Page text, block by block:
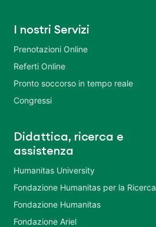
I nostri Servizi
Prenotazioni Online
Referti Online
Pronto soccorso in tempo reale
Congressi
Didattica, ricerca e
assistenza
Humanitas University
Fondazione Humanitas per la Ricerca
Fondazione Humanitas
Fondazione Ariel